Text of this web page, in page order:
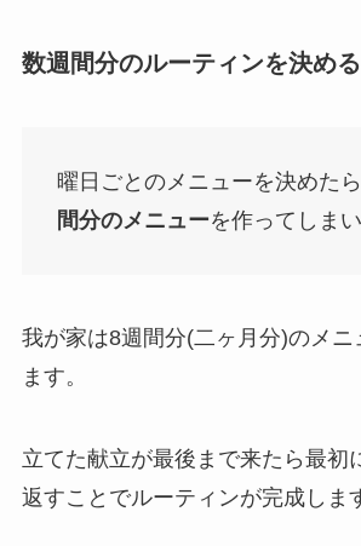
数週間分のルーティンを決める
曜日ごとのメニューを決めた
間分のメニューを作ってしま
我が家は8週間分(二ヶ月分)のメニ
ます。
立てた献立が最後まで来たら最初
返すことでルーティンが完成しま